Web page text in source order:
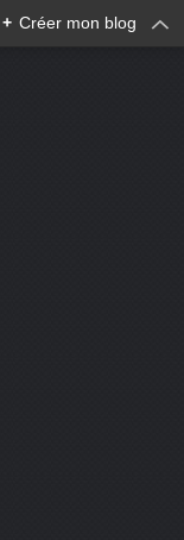
+ Créer mon blog